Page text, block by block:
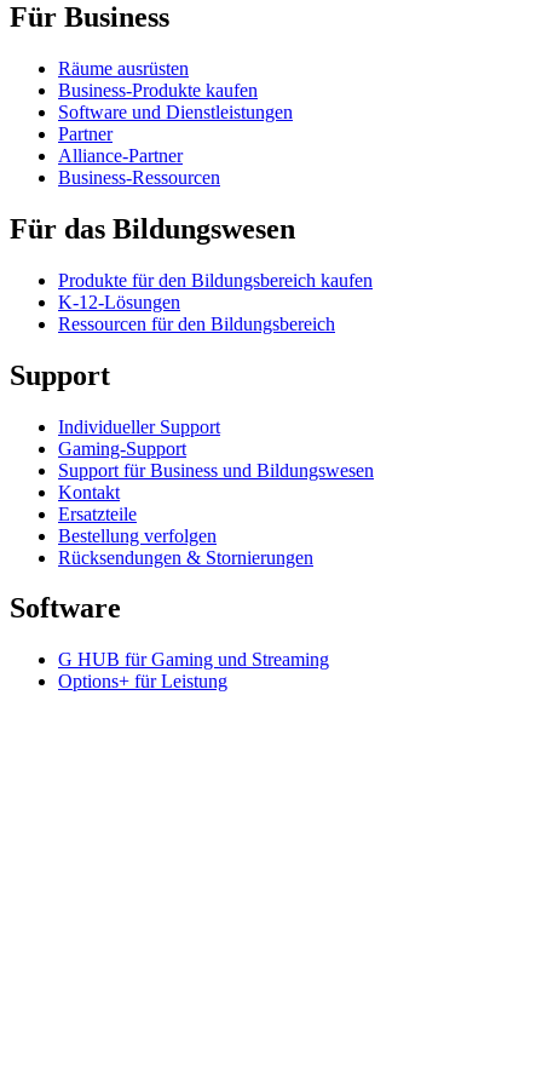
Für Business
Räume ausrüsten
Business-Produkte kaufen
Software und Dienstleistungen
Partner
Alliance-Partner
Business-Ressourcen
Für das Bildungswesen
Produkte für den Bildungsbereich kaufen
K-12-Lösungen
Ressourcen für den Bildungsbereich
Support
Individueller Support
Gaming-Support
Support für Business und Bildungswesen
Kontakt
Ersatzteile
Bestellung verfolgen
Rücksendungen & Stornierungen
Software
G HUB für Gaming und Streaming
Options+ für Leistung